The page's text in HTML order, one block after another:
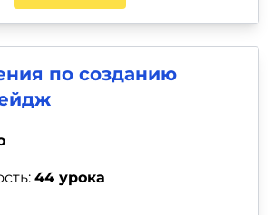
по созданию
44 урока